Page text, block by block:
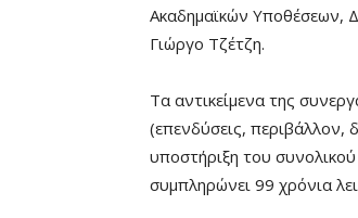
Ακαδημαϊκών Υποθέσεων,
Γιώργο Τζέτζη.
Τα αντικείμενα της
(επενδύσεις, περιβάλλον,
υποστήριξη του
συμπληρώνει 99 χρόνια